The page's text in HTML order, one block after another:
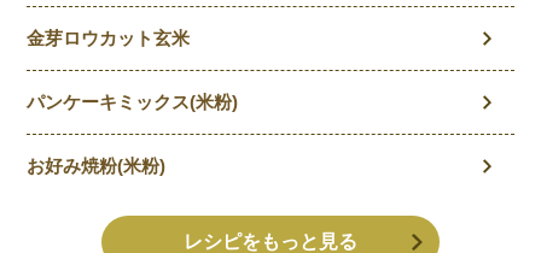
金芽ロウカット玄米
パンケーキミックス(米粉)
お好み焼粉(米粉)
レシピをもっと見る